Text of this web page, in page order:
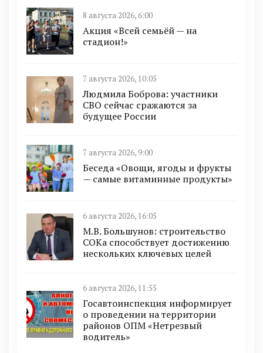
8 августа 2026, 6:00
Акция «Всей семьёй — на
стадион!»
7 августа 2026, 10:05
Людмила Боброва: участники
СВО сейчас сражаются за
будущее России
7 августа 2026, 9:00
Беседа «Овощи, ягоды и фрукты
— самые витаминные продукты»
6 августа 2026, 16:05
М.В. Большунов: строительство
СОКа способствует достижению
нескольких ключевых целей
6 августа 2026, 11:55
Госавтоинспекция информирует
о проведении на территории
районов ОПМ «Нетрезвый
водитель»